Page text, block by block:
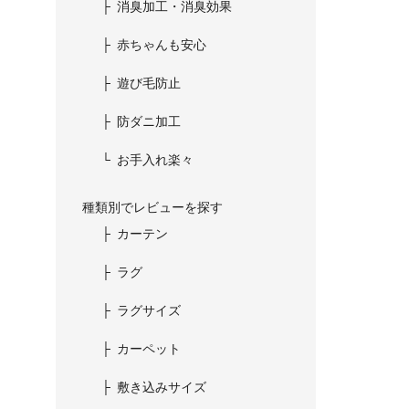
消臭加工・消臭効果
赤ちゃんも安心
遊び毛防止
防ダニ加工
お手入れ楽々
種類別でレビューを探す
カーテン
ラグ
ラグサイズ
カーペット
敷き込みサイズ